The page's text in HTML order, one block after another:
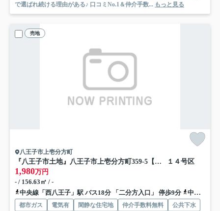
で選ばれ続ける理由がある♪ 口コミNo.1＆仲介手数... もっと見る
売地
八王子市上壱分方町
『八王子市土地』八王子市上壱分方町359-5【仲介手数料無料】 １４号区
1,980万円
- / 156.63㎡ / -
中央線「西八王子」駅 バス18分 「二分方入口」 停歩9分
中央線「八王子」駅 バス24分 「二分方入口」 停歩9分
都市ガス 電気有 閑静な住宅地 仲介手数料無料 公共下水